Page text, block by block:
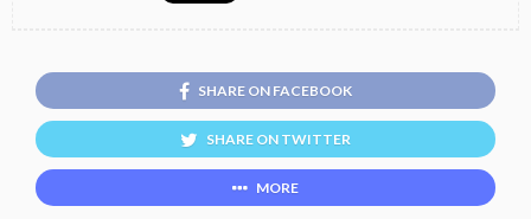
SHARE ON FACEBOOK
SHARE ON TWITTER
MORE